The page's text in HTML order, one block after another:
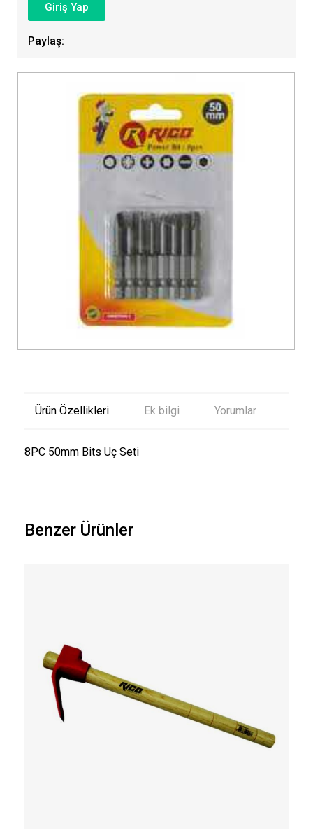
Giriş Yap
Paylaş:
Ürün Özellikleri Ek bilgi Yorumlar
8PC 50mm Bits Uç Seti
Benzer Ürünler